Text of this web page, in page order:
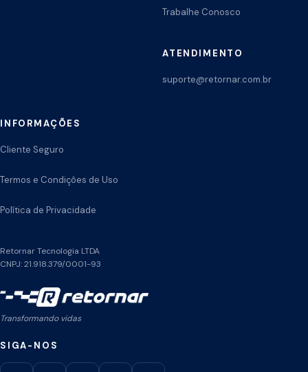
Trabalhe Conosco
ATENDIMENTO
suporte@retornar.com.br
INFORMAÇÕES
Cliente Seguro
Termos e Condições de Uso
Política de Privacidade
Retornar Tecnologia LTDA
CNPJ: 21.918.379/0001-93
Transformando vidas
SIGA-NOS